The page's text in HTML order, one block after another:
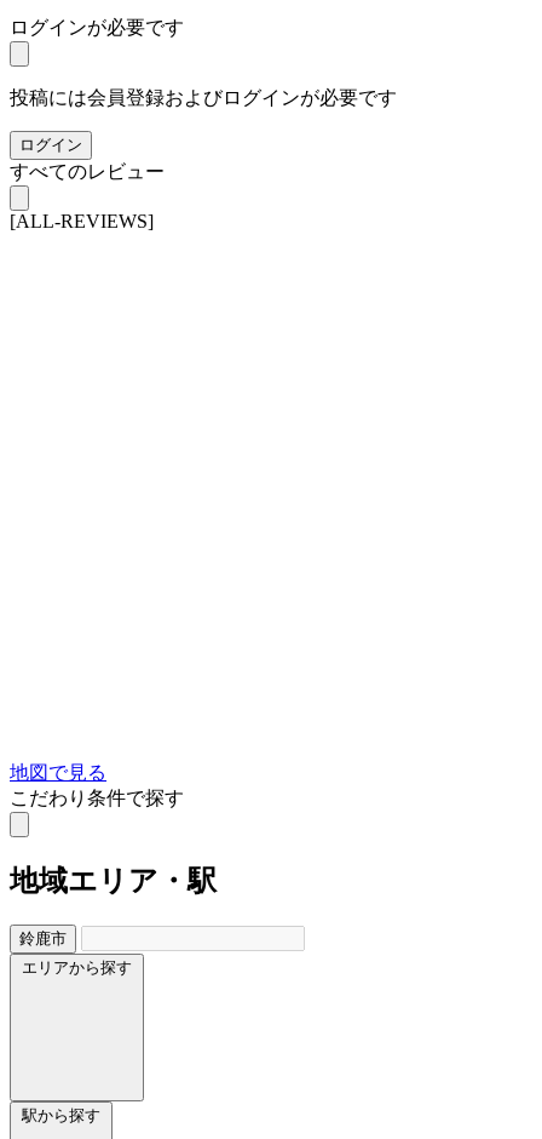
ログインが必要です
投稿には会員登録およびログインが必要です
ログイン
すべてのレビュー
[ALL-REVIEWS]
地図で見る
こだわり条件で探す
地域エリア・駅
鈴鹿市
エリアから探す
駅から探す